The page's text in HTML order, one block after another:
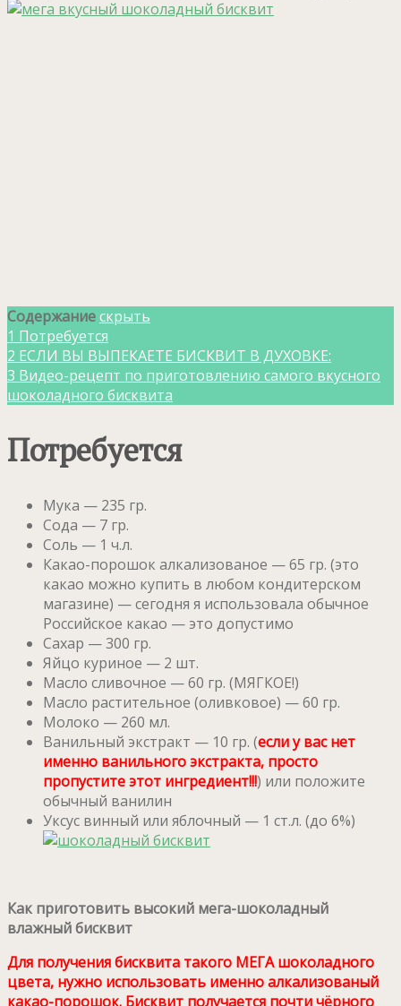
Содержаниескрыть
1 Потребуется
2 ЕСЛИ ВЫ ВЫПЕКАЕТЕ БИСКВИТ В ДУХОВКЕ:
3 Видео-рецепт по приготовлению самого вкусного
шоколадного бисквита
Потребуется
Мука — 235 гр.
Сода — 7 гр.
Соль — 1 ч.л.
Какао-порошок алкализованое — 65 гр. (это
какао можно купить в любом кондитерском
магазине) — сегодня я использовала обычное
Российское какао — это допустимо
Сахар — 300 гр.
Яйцо куриное — 2 шт.
Масло сливочное — 60 гр. (МЯГКОЕ!)
Масло растительное (оливковое) — 60 гр.
Молоко — 260 мл.
Ванильный экстракт — 10 гр. (если у вас нет
именно ванильного экстракта, просто
пропустите этот ингредиент!!!) или положите
обычный ванилин
Уксус винный или яблочный — 1 ст.л. (до 6%)
Как приготовить высокий мега-шоколадный
влажный бисквит
Для получения бисквита такого МЕГА шоколадного
цвета, нужно использовать именно алкализованый
какао-порошок. Бисквит получается почти чёрного